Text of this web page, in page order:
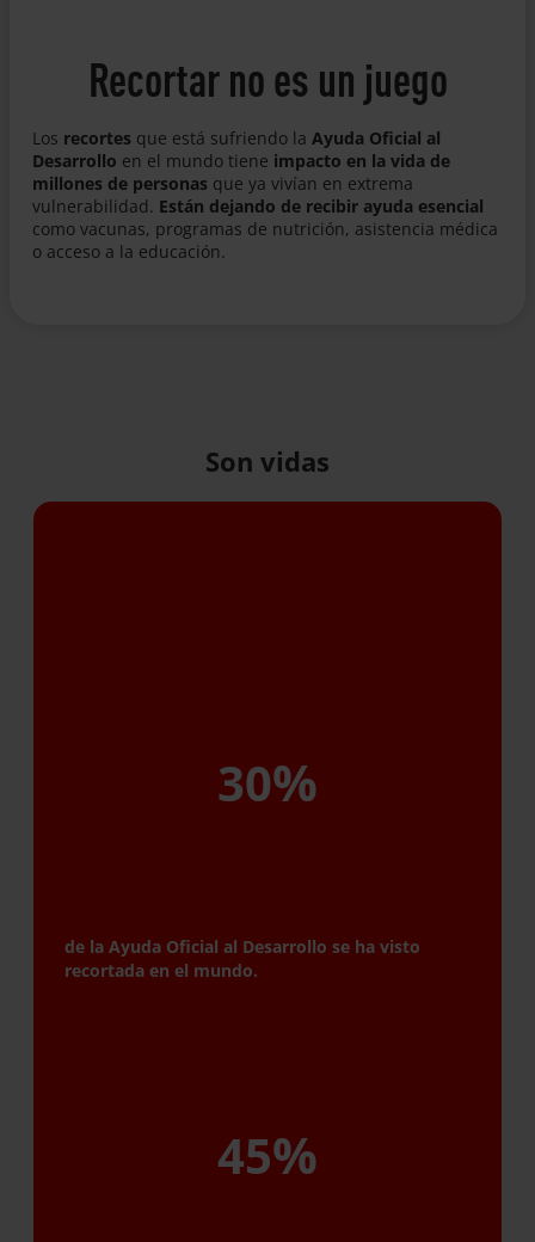
Recortar no es un juego
Los recortes que está sufriendo laAyuda Oficial al
Desarrollo en el mundo tiene impacto en la vida de
millones de personas que ya vivían en extrema
vulnerabilidad. Están dejando de recibir ayuda esencial
como vacunas, programas de nutrición, asistencia médica
o acceso a la educación.
Son vidas
30%
de la Ayuda Oficial al Desarrollo se ha visto
recortada en el mundo.
45%